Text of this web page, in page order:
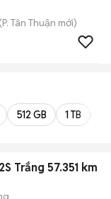
(P. Tân Thuận mới)
512 GB 1 TB
Trắng 57.351 km